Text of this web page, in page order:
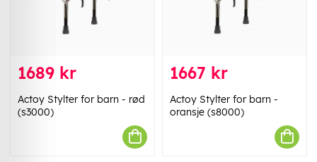
1689 kr
Actoy Stylter for barn - rød
(s3000)
1667 kr
Actoy Stylter for barn -
oransje (s8000)